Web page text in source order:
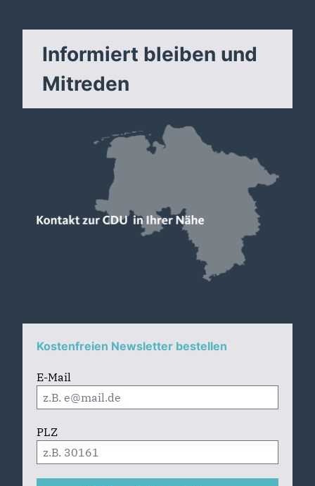
Informiert bleiben und
Mitreden
Kostenfreien Newsletter bestellen
E-Mail
PLZ